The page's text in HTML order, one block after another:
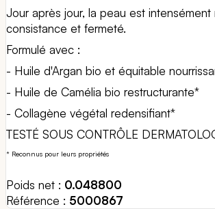
Jour après jour, la peau est intensément
consistance et fermeté.
Formulé avec :
- Huile d'Argan bio et équitable
- Huile de Camélia bio restructurante*
- Collagène végétal redensifiant*
TESTÉ SOUS CONTRÔLE
* Reconnus pour leurs propriétés
Poids net
0.048800
Référence
5000867